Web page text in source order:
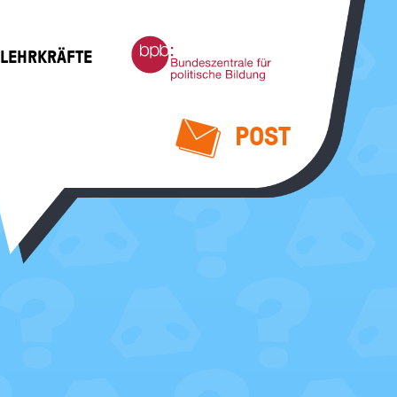
Bundeszentrale
für
politische
POST